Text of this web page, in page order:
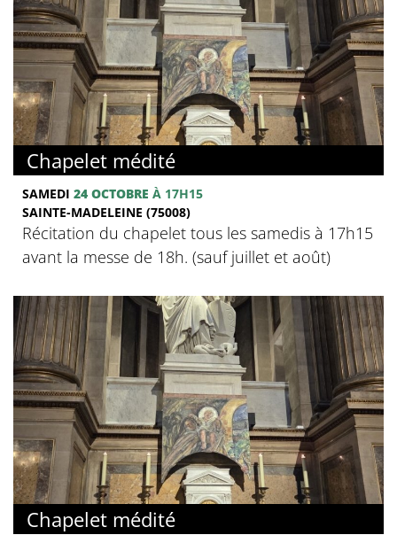
Chapelet médité
SAMEDI 24 OCTOBRE À 17H15
SAINTE-MADELEINE (75008)
Récitation du chapelet tous les samedis à 17h15
avant la messe de 18h. (sauf juillet et août)
Chapelet médité